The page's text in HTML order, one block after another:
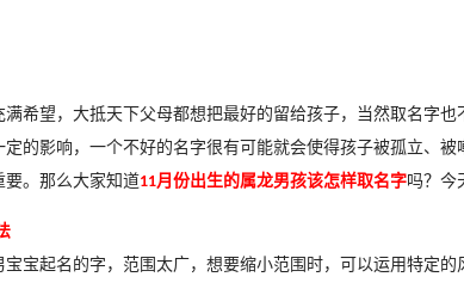
希望，大抵天下父母都想把最好的留给孩子，当然取名字
的影响，一个不好的名字很有可能就会使得孩子被孤立、被
要。那么大家知道11月份出生的属龙男孩该怎样取名字吗？今
宝起名的字，范围太广，想要缩小范围时，可以运用特定的